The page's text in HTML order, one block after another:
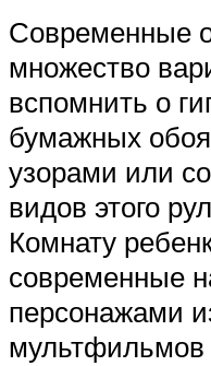
Современные
множество
вспомнить о
бумажных
узорами или
видов этого
Комнату
современные
персонажами
мультфильмов